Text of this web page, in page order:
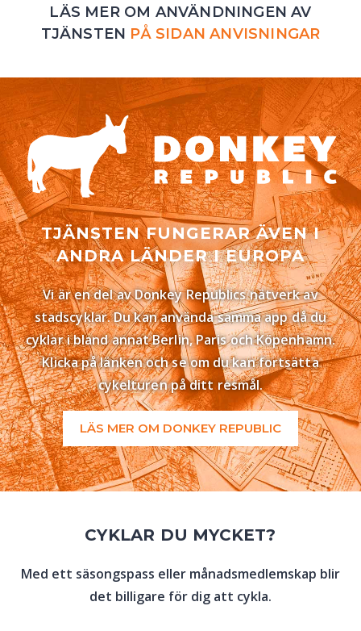
LÄS MER OM ANVÄNDNINGEN AV
TJÄNSTEN PÅ SIDAN ANVISNINGAR
TJÄNSTEN FUNGERAR ÄVEN I
ANDRA LÄNDER I EUROPA
Vi är en del av Donkey Republics nätverk av
stadscyklar. Du kan använda samma app då du
cyklar i bland annat Berlin, Paris och Köpenhamn.
Klicka på länken och se om du kan fortsätta
cykelturen på ditt resmål.
LÄS MER OM DONKEY REPUBLIC
CYKLAR DU MYCKET?
Med ett säsongspass eller månadsmedlemskap blir
det billigare för dig att cykla.